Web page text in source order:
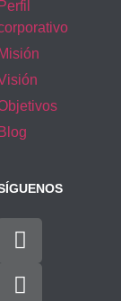
Perfil
Misión
Blog